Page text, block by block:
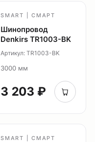
SMART | СМАРТ
Шинопровод
Denkirs TR1003-BK
Артикул: TR1003-BK
3000 мм
3 203 ₽
SMART | СМАРТ